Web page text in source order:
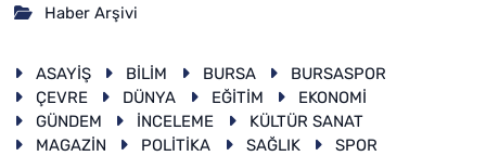
Haber Arşivi
ASAYİŞ BİLİM BURSA
BURSASPOR
ÇEVRE
DÜNYA EĞİTİM
EKONOMİ
GÜNDEM
İNCELEME
KÜLTÜR SANAT
MAGAZİN
POLİTİKA SAĞLIK
SPOR